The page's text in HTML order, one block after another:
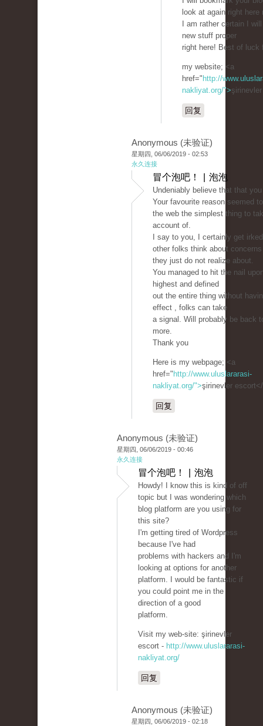
look at again right here
I am rather certain I
new stuff proper
right here! Best of luck
my website; <a
href=" http://
nakliyat.org/">
回复
Anonymous (未验证)
星期四, 06/06/2019 - 02:53
永久连接
冒个泡吧！ | 泡泡
Undeniably believe that that
Your favourite reason seemed
the web the simplest thing to
account of.
I say to you, I certainly get
other folks think about
they just do not realize about.
You managed to hit the nail
highest and defined
out the entire thing without
effect , folks can take
a signal. Will probably be back
more.
Thank you
Here is my webpage; <a
href=" http://www.uluslararasi-
nakliyat.org/">şirinevler
回复
Anonymous (未验证)
星期四, 06/06/2019 - 00:46
永久连接
冒个泡吧！ | 泡泡
Howdy! I know this is kind of off
topic but I was wondering which
blog platform are you using for
this site?
I'm getting tired of Wordpress
because I've had
problems with hackers and I'm
looking at options for another
platform. I would be fantastic if
you could point me in the
direction of a good
platform.
Visit my web-site: şirinevler
escort - http://www.uluslararasi-
nakliyat.org/
回复
Anonymous (未验证)
星期四, 06/06/2019 - 02:18